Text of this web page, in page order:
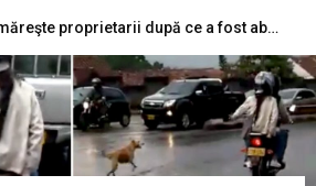
Câinele îşi urmăreşte proprietarii după ce a fost abandonat – acum filmarea sfâşietoare a devenit virală